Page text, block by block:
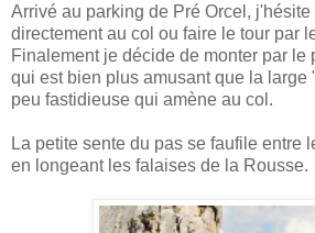
Arrivé au parking de Pré Orcel, j'hésite
directement au col ou faire le tour par
Finalement je décide de monter par le
qui est bien plus amusant que la large
peu fastidieuse qui amène au col.
La petite sente du pas se faufile entre
en longeant les falaises de la Rousse.